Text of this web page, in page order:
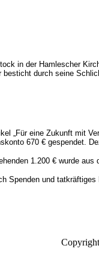
in der Hamlescher
durch seine
„Für eine Zukunft mit
670 € gespendet.
1.200 € wurde aus
Spenden und